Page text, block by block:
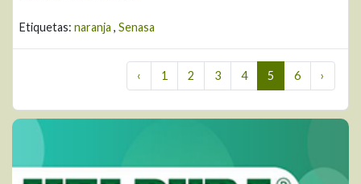
Etiquetas: naranja , Senasa
‹ 1 2 3 4 5 6 ›